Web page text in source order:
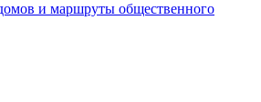
и маршруты общественного